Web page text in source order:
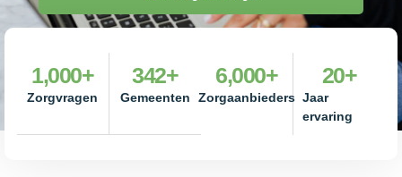
Zorgvragen
1,000+
Gemeenten
342+
Zorgaanbieders
6,000+
Jaar
ervaring
20+